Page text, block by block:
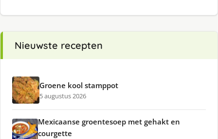
Nieuwste recepten
Groene kool stamppot
5 augustus 2026
Mexicaanse groentesoep met gehakt en
courgette